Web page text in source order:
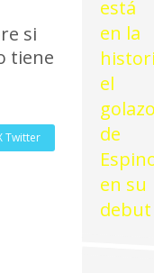
si
tiene
Twitter